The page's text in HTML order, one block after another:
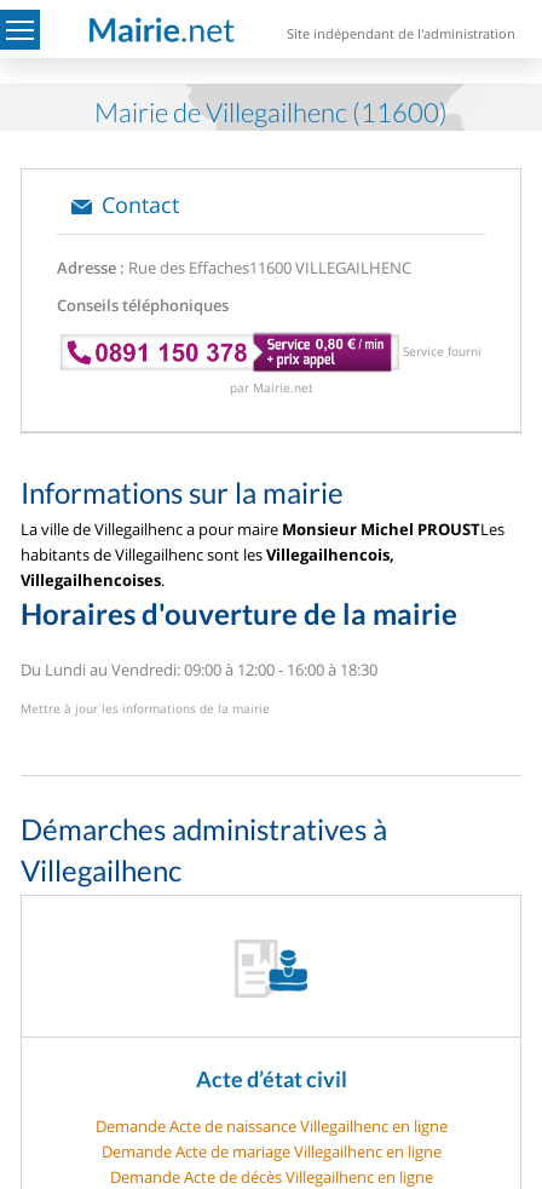
Site indépendant de l'administration
Mairie de Villegailhenc (11600)
Contact
Adresse : Rue des Effaches11600 VILLEGAILHENC
Conseils téléphoniques
Service fourni
par Mairie.net
Informations sur la mairie
La ville de Villegailhenc a pour maire Monsieur Michel PROUSTLes
habitants de Villegailhenc sont lesVillegailhencois,
Villegailhencoises.
Horaires d'ouverture de la mairie
Du Lundi au Vendredi: 09:00 à 12:00 - 16:00 à 18:30
Mettre à jour les informations de la mairie
Démarches administratives à
Villegailhenc
Acte d’état civil
Demande Acte de naissance Villegailhenc en ligne
Demande Acte de mariage Villegailhenc en ligne
Demande Acte de décès Villegailhenc en ligne